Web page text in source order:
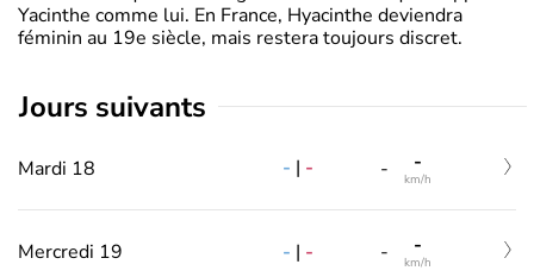
Yacinthe comme lui. En France, Hyacinthe deviendra
féminin au 19e siècle, mais restera toujours discret.
jours suivants
Mardi 18 - | - - -
km/h
Mercredi 19 - | - - -
km/h